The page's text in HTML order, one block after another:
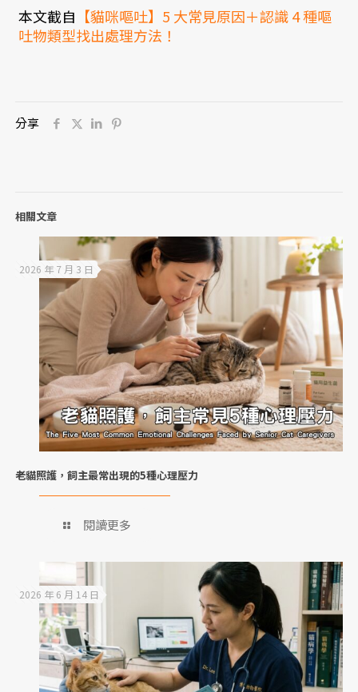
本文截自 【貓咪嘔吐】5 大常見原因＋認識 4 種嘔
吐物類型找出處理方法！
分享
相關文章
2026 年 7 月 3 日
老貓照護，飼主最常出現的5種心理壓力
閱讀更多
2026 年 6 月 14 日